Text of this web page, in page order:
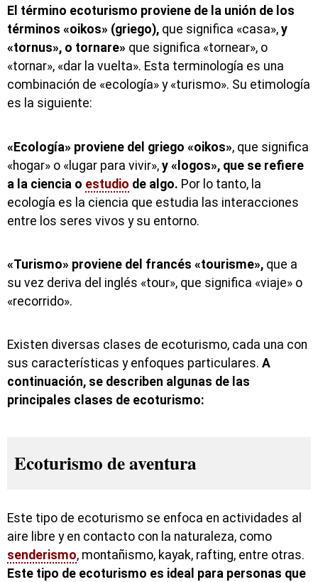
El término ecoturismo proviene de la unión de los
términos «oikos» (griego), que significa «casa», y
«tornus», o tornare» que significa «tornear», o
«tornar», «dar la vuelta». Esta terminología es una
combinación de «ecología» y «turismo». Su etimología
es la siguiente:
«Ecología» proviene del griego «oikos», que significa
«hogar» o «lugar para vivir», y «logos», que se refiere
a la ciencia o estudio de algo. Por lo tanto, la
ecología es la ciencia que estudia las interacciones
entre los seres vivos y su entorno.
«Turismo» proviene del francés «tourisme», que a
su vez deriva del inglés «tour», que significa «viaje» o
«recorrido».
Existen diversas clases de ecoturismo, cada una con
sus características y enfoques particulares. A
continuación, se describen algunas de las
principales clases de ecoturismo:
Ecoturismo de aventura
Este tipo de ecoturismo se enfoca en actividades al
aire libre y en contacto con la naturaleza, como
senderismo, montañismo, kayak, rafting, entre otras.
Este tipo de ecoturismo es ideal para personas que